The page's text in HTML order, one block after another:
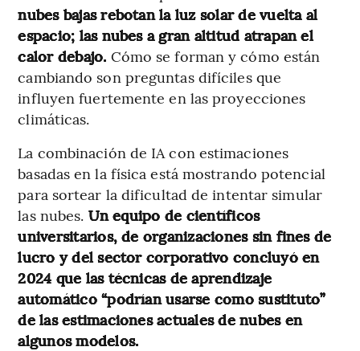
nubes bajas rebotan la luz solar de vuelta al
espacio; las nubes a gran altitud atrapan el
calor debajo. Cómo se forman y cómo están
cambiando son preguntas difíciles que
influyen fuertemente en las proyecciones
climáticas.
La combinación de IA con estimaciones
basadas en la física está mostrando potencial
para sortear la dificultad de intentar simular
las nubes. Un equipo de científicos
universitarios, de organizaciones sin fines de
lucro y del sector corporativo concluyó en
2024 que las técnicas de aprendizaje
automático “podrían usarse como sustituto”
de las estimaciones actuales de nubes en
algunos modelos.